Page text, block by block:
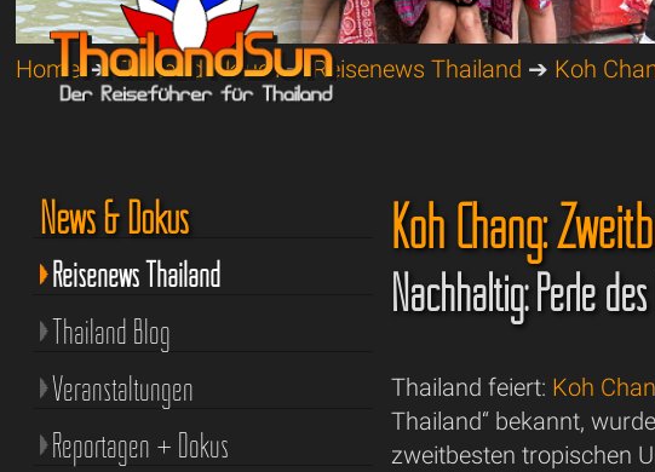
Home➔Thailand Aktuell➔Reisenews Thailand ➔ Koh
Koh Chang:
Nachhaltig: Perle
Thailand feiert: Koh
Thailand“ bekannt,
zweitbesten tropischen
News & Dokus
Reisenews Thailand
Thailand Blog
Veranstaltungen
Reportagen + Dokus